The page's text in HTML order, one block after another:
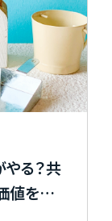
る？共
値を守